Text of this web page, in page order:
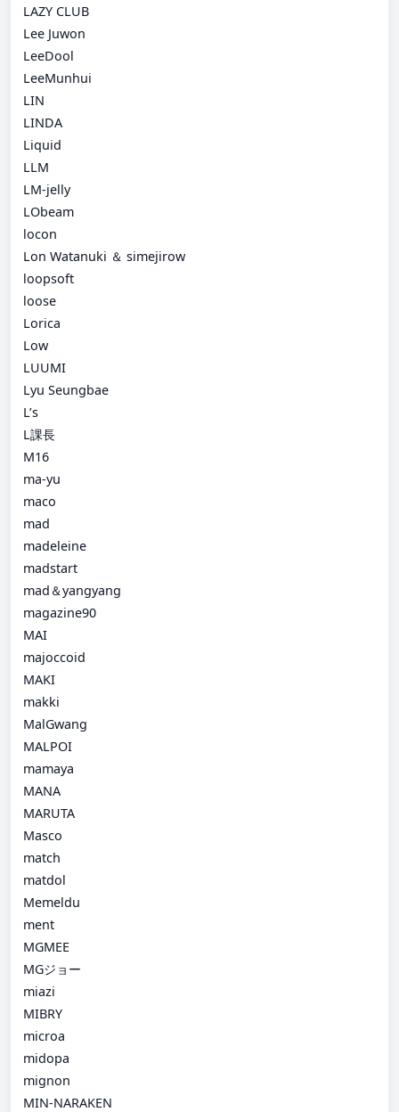
LAZY CLUB
Lee Juwon
LeeDool
LeeMunhui
LIN
LINDA
Liquid
LLM
LM-jelly
LObeam
locon
Lon Watanuki ＆ simejirow
loopsoft
loose
Lorica
Low
LUUMI
Lyu Seungbae
L’s
L課長
M16
ma-yu
maco
mad
madeleine
madstart
mad＆yangyang
magazine90
MAI
majoccoid
MAKI
makki
MalGwang
MALPOI
mamaya
MANA
MARUTA
Masco
match
matdol
Memeldu
ment
MGMEE
MGジョー
miazi
MIBRY
microa
midopa
mignon
MIN-NARAKEN